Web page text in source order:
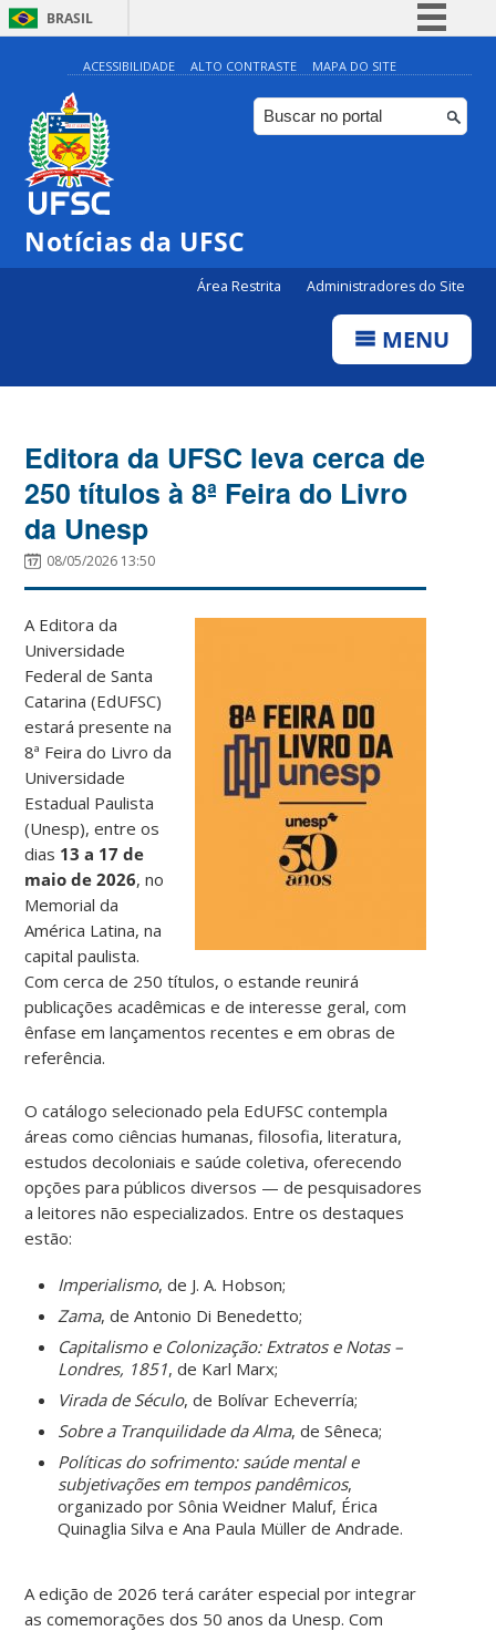
BRASIL
Simplifique!
Comunica BR
Participe
ACESSIBILIDADE ALTO CONTRASTE MAPA DO SITE
Notícias da UFSC
Área Restrita Administradores do Site
MENU
Editora da UFSC leva cerca de
250 títulos à 8ª Feira do Livro
da Unesp
08/05/2026 13:50
A Editora da
Universidade
Federal de Santa
Catarina (EdUFSC)
estará presente na
8ª Feira do Livro da
Universidade
Estadual Paulista
(Unesp), entre os
dias 13 a 17 de
maio de 2026, no
Memorial da
América Latina, na
capital paulista.
Com cerca de 250 títulos, o estande reunirá
publicações acadêmicas e de interesse geral, com
ênfase em lançamentos recentes e em obras de
referência.
O catálogo selecionado pela EdUFSC contempla
áreas como ciências humanas, filosofia, literatura,
estudos decoloniais e saúde coletiva, oferecendo
opções para públicos diversos — de pesquisadores
a leitores não especializados. Entre os destaques
estão:
Imperialismo, de J. A. Hobson;
Zama, de Antonio Di Benedetto;
Capitalismo e Colonização: Extratos e Notas –
Londres, 1851, de Karl Marx;
Virada de Século, de Bolívar Echeverría;
Sobre a Tranquilidade da Alma, de Sêneca;
Políticas do sofrimento: saúde mental e
subjetivações em tempos pandêmicos,
organizado por Sônia Weidner Maluf, Érica
Quinaglia Silva e Ana Paula Müller de Andrade.
A edição de 2026 terá caráter especial por integrar
as comemorações dos 50 anos da Unesp. Com